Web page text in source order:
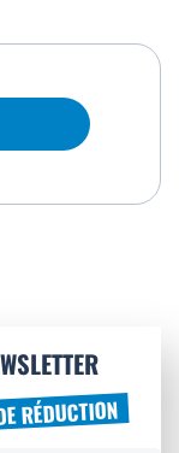
RÉDUCTION